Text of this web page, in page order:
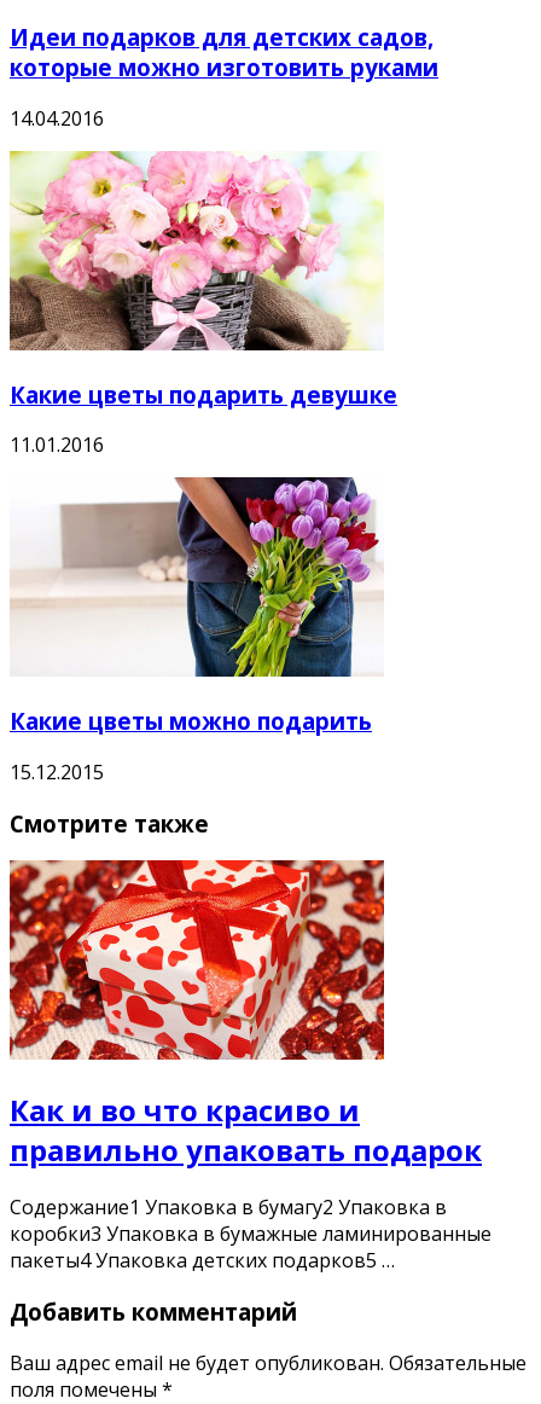
Идеи подарков для детских садов,
которые можно изготовить руками
14.04.2016
Какие цветы подарить девушке
11.01.2016
Какие цветы можно подарить
15.12.2015
Смотрите также
Как и во что красиво и
правильно упаковать подарок
Содержание1 Упаковка в бумагу2 Упаковка в
коробки3 Упаковка в бумажные ламинированные
пакеты4 Упаковка детских подарков5 …
Добавить комментарий
Ваш адрес email не будет опубликован. Обязательные
поля помечены *